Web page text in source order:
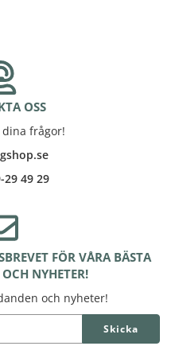
OSS
frågor!
29 49 29
FÖR VÅRA BÄSTA
NYHETER!
och nyheter!
Skicka